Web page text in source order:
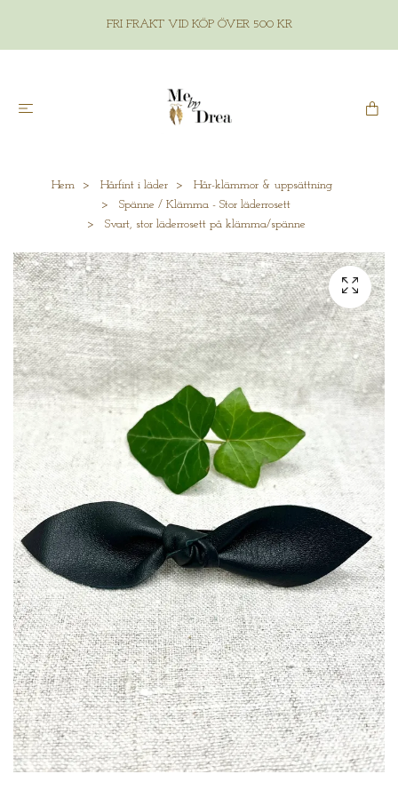
FRI FRAKT VID KÖP ÖVER 500 KR
Hem Hårfint i läder
Hår-klämmor & uppsättning
Spänne / Klämma - Stor läderrosett
Svart, stor läderrosett på klämma/spänne